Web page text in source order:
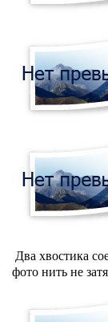
Два хвостика
фото нить не